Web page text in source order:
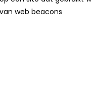
web beacons